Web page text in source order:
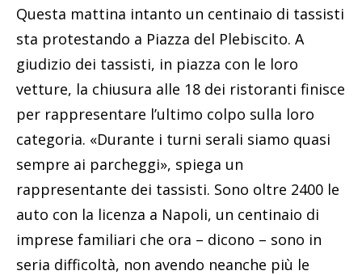
Questa mattina intanto un centinaio di tassisti
sta protestando a Piazza del Plebiscito. A
giudizio dei tassisti, in piazza con le loro
vetture, la chiusura alle 18 dei ristoranti finisce
per rappresentare l’ultimo colpo sulla loro
categoria. «Durante i turni serali siamo quasi
sempre ai parcheggi», spiega un
rappresentante dei tassisti. Sono oltre 2400 le
auto con la licenza a Napoli, un centinaio di
imprese familiari che ora – dicono – sono in
seria difficoltà, non avendo neanche più le